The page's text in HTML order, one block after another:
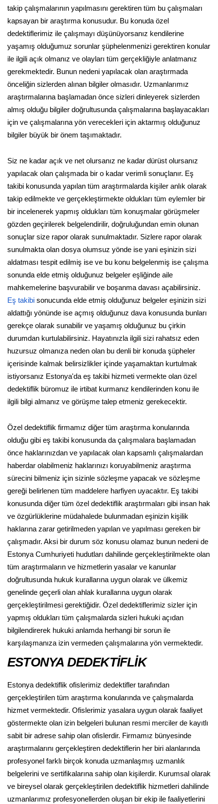
takip çalışmalarının yapılmasını gerektiren tüm bu çalışmaları
kapsayan bir araştırma konusudur. Bu konuda özel
dedektiflerimiz ile çalışmayı düşünüyorsanız kendilerine
yaşamış olduğumuz sorunlar şüphelenmenizi gerektiren konular
ile ilgili açık olmanız ve olayları tüm gerçekliğiyle anlatmanız
gerekmektedir. Bunun nedeni yapılacak olan araştırmada
önceliğin sizlerden alınan bilgiler olmasıdır. Uzmanlarımız
araştırmalarına başlamadan önce sizleri dinleyerek sizlerden
almış olduğu bilgiler doğrultusunda çalışmalarına başlayacakları
için ve çalışmalarına yön verecekleri için aktarmış olduğunuz
bilgiler büyük bir önem taşımaktadır.
Siz ne kadar açık ve net olursanız ne kadar dürüst olursanız
yapılacak olan çalışmada bir o kadar verimli sonuçlanır. Eş
takibi konusunda yapılan tüm araştırmalarda kişiler anlık olarak
takip edilmekte ve gerçekleştirmekte oldukları tüm eylemler bir
bir incelenerek yapmış oldukları tüm konuşmalar görüşmeler
gözden geçirilerek belgelendirilir, doğruluğundan emin olunan
sonuçlar size rapor olarak sunulmaktadır. Sizlere rapor olarak
sunulmakta olan dosya olumsuz yönde ise yani eşinizin sizi
aldatması tespit edilmiş ise ve bu konu belgelenmiş ise çalışma
sonunda elde etmiş olduğunuz belgeler eşliğinde aile
mahkemelerine başvurabilir ve boşanma davası açabilirsiniz.
Eş takibi sonucunda elde etmiş olduğunuz belgeler eşinizin sizi
aldattığı yönünde ise açmış olduğunuz dava konusunda bunları
gerekçe olarak sunabilir ve yaşamış olduğunuz bu çirkin
durumdan kurtulabilirsiniz. Hayatınızla ilgili sizi rahatsız eden
huzursuz olmanıza neden olan bu denli bir konuda şüpheler
içerisinde kalmak belirsizlikler içinde yaşamaktan kurtulmak
istiyorsanız Estonya'da eş takibi hizmeti vermekte olan özel
dedektiflik büromuz ile irtibat kurmanız kendilerinden konu ile
ilgili bilgi almanız ve görüşme talep etmeniz gerekecektir.
Özel dedektiflik firmamız diğer tüm araştırma konularında
olduğu gibi eş takibi konusunda da çalışmalara başlamadan
önce haklarınızdan ve yapılacak olan kapsamlı çalışmalardan
haberdar olabilmeniz haklarınızı koruyabilmeniz araştırma
sürecini bilmeniz için sizinle sözleşme yapacak ve sözleşme
gereği belirlenen tüm maddelere harfiyen uyacaktır. Eş takibi
konusunda diğer tüm özel dedektiflik araştırmaları gibi insan hak
ve özgürlüklerine müdahalede bulunmadan eşinizin kişilik
haklarına zarar getirilmeden yapılan ve yapılması gereken bir
çalışmadır. Aksi bir durum söz konusu olamaz bunun nedeni de
Estonya Cumhuriyeti hudutları dahilinde gerçekleştirilmekte olan
tüm araştırmaların ve hizmetlerin yasalar ve kanunlar
doğrultusunda hukuk kurallarına uygun olarak ve ülkemiz
genelinde geçerli olan ahlak kurallarına uygun olarak
gerçekleştirilmesi gerektiğidir. Özel dedektiflerimiz sizler için
yapmış oldukları tüm çalışmalarda sizleri hukuki açıdan
bilgilendirerek hukuki anlamda herhangi bir sorun ile
karşılaşmanıza izin vermeden çalışmalarına yön vermektedir.
ESTONYA DEDEKTİFLİK
Estonya dedektiflik ofislerimiz dedektifler tarafından
gerçekleştirilen tüm araştırma konularında ve çalışmalarda
hizmet vermektedir. Ofislerimiz yasalara uygun olarak faaliyet
göstermekte olan izin belgeleri bulunan resmi merciler de kayıtlı
sabit bir adrese sahip olan ofislerdir. Firmamız bünyesinde
araştırmalarını gerçekleştiren dedektiflerin her biri alanlarında
profesyonel farklı birçok konuda uzmanlaşmış uzmanlık
belgelerini ve sertifikalarına sahip olan kişilerdir. Kurumsal olarak
ve bireysel olarak gerçekleştirilen dedektiflik hizmetleri dahilinde
uzmanlarımız profesyonellerden oluşan bir ekip ile faaliyetlerini